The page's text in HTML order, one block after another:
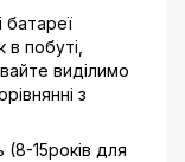
батареї
побуті,
виділимо
з
(8-15років для